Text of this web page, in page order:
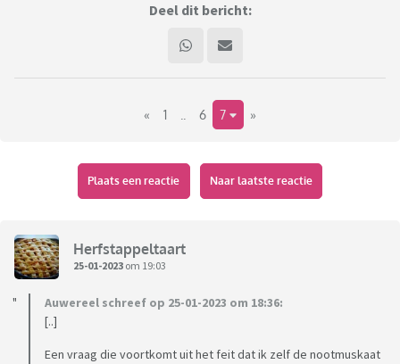
Deel dit bericht:
« 1 6 7 »
Plaats een reactie Naar laatste reactie
Herfstappeltaart
25-01-2023 om 19:03
Auwereel schreef op 25-01-2023 om 18:36:
[..]
Een vraag die voortkomt uit het feit dat ik zelf de nootmuskaat